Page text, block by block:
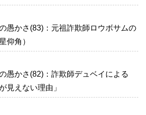
愚かさ(83)：元祖詐欺師ロウボサムの
仰角）
愚かさ(82)：詐欺師デュベイによる
見えない理由」